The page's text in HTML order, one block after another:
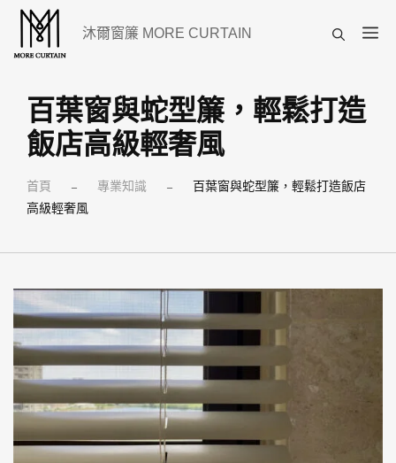
沐爾窗簾 MORE CURTAIN
選
百葉窗與蛇型簾，輕鬆打造
飯店高級輕奢風
首頁 – 專業知識 –
百葉窗與蛇型簾，輕鬆打造飯店
高級輕奢風